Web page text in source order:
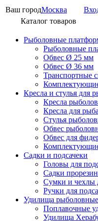
Ваш городМосква
Каталог товаров
Рыболовные
Рыболовные
Обвес Ø 25 мм
Обвес Ø 36 мм
Транспортные
Кресла и стулья для
Кресла
Кресла для
Стулья
Обвес
Обвес для
Садки и подсачеки
Головы для
Садки
Сумки и чехлы
Ручки для
Удилища рыболовные
Поплавочные
Удилища